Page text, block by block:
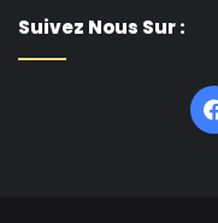
Suivez Nous Sur :